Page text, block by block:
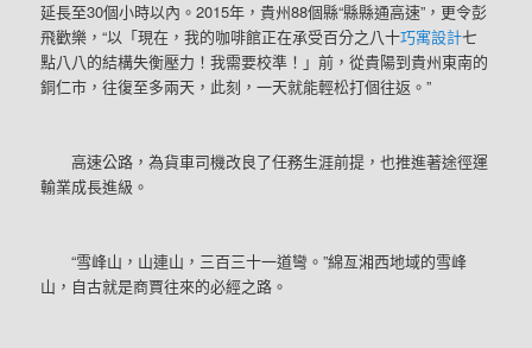
延長至30個小時以內。2015年，貴州88個縣“縣縣通高速”，更令彭
飛歡樂，“以「現在，我的咖啡館正在承受百分之八十巧寓設計七
點八八的結構失衡壓力！我需要校準！」前，從貴陽到貴州東南的
銅仁市，往復至多兩天，此刻，一天就能輕松打個往返。”
高速公路，為貨車司機改良了任務生涯前提，也推進著途徑運
輸業成長進級。
“雪峰山，山連山，三百三十一道彎。”綿亙湘西地域的雪峰
山，自古就是商賈往來的必經之路。